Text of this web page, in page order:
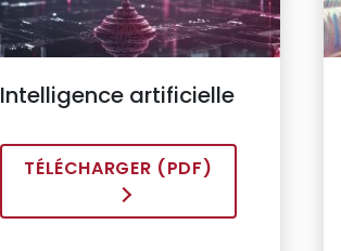
Intelligence artificielle
TÉLÉCHARGER (PDF)